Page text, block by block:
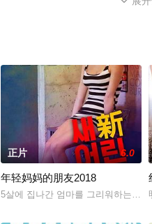
正片 6.0
年轻妈妈的朋友2018
5살에 집나간 엄마를 그리워하는 민